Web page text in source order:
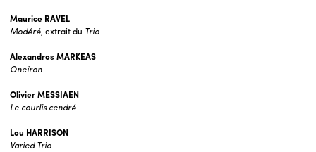
Maurice RAVEL
Modéré, extrait du Trio
Alexandros MARKEAS
Oneïron
Olivier MESSIAEN
Le courlis cendré
Lou HARRISON
Varied Trio